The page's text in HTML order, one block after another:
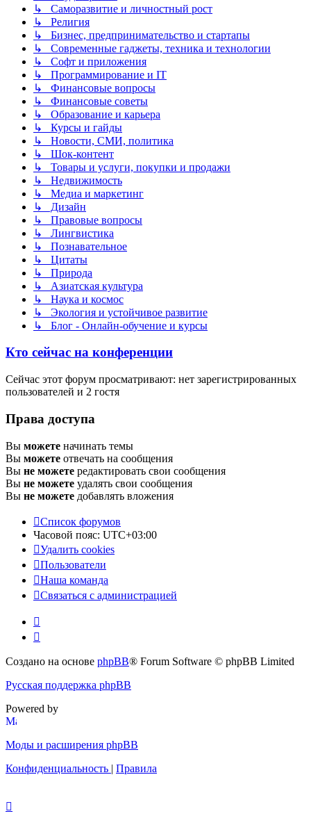
↳ Саморазвитие и личностный рост
↳ Религия
↳ Бизнес, предпринимательство и стартапы
↳ Современные гаджеты, техника и технологии
↳ Софт и приложения
↳ Программирование и IT
↳ Финансовые вопросы
↳ Финансовые советы
↳ Образование и карьера
↳ Курсы и гайды
↳ Новости, СМИ, политика
↳ Шок-контент
↳ Товары и услуги, покупки и продажи
↳ Недвижимость
↳ Медиа и маркетинг
↳ Дизайн
↳ Правовые вопросы
↳ Лингвистика
↳ Познавательное
↳ Цитаты
↳ Природа
↳ Азиатская культура
↳ Наука и космос
↳ Экология и устойчивое развитие
↳ Блог - Онлайн-обучение и курсы
Кто сейчас на конференции
Сейчас этот форум просматривают: нет зарегистрированных
пользователей и 2 гостя
Права доступа
Вы можете начинать темы
Вы можете отвечать на сообщения
Вы не можете редактировать свои сообщения
Вы не можете удалять свои сообщения
Вы не можете добавлять вложения
Список форумов
Часовой пояс: UTC+03:00
Удалить cookies
Пользователи
Наша команда
Связаться с администрацией
Создано на основе phpBB® Forum Software © phpBB Limited
Русская поддержка phpBB
Powered by
Моды и расширения phpBB
Конфиденциальность | Правила